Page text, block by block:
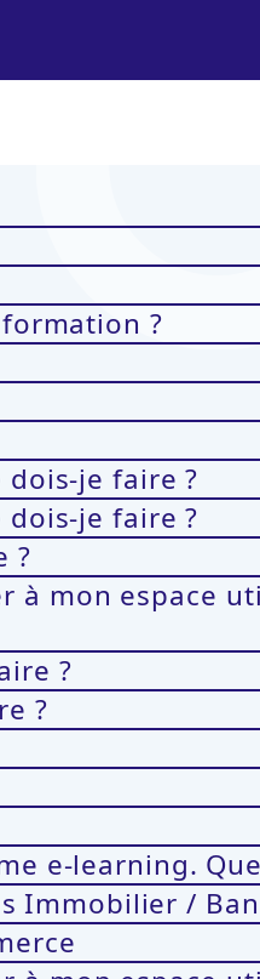
?
dois-je faire ?
dois-je faire ?
?
à mon espace
?
?
e-learning.
Immobilier /